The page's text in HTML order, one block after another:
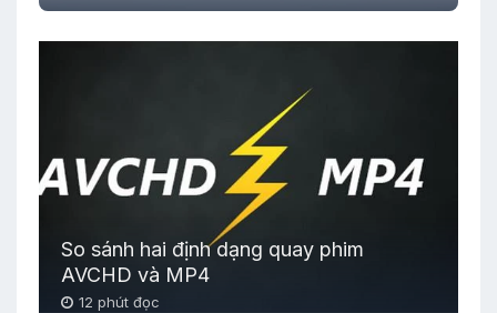
So sánh hai định dạng quay phim
AVCHD và MP4
12 phút đọc